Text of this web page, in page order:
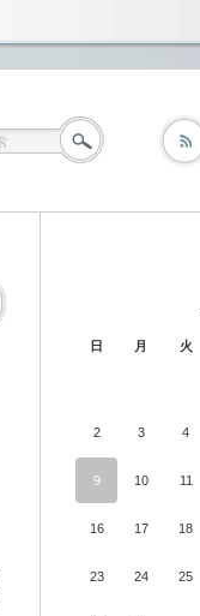
日 月 火
2 3 4
9 10 11
16 17 18
23 24 25